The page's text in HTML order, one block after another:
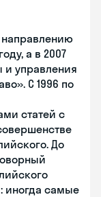
направлению
а в 2007
управления
С 1996 по
статей с
До
иногда самые